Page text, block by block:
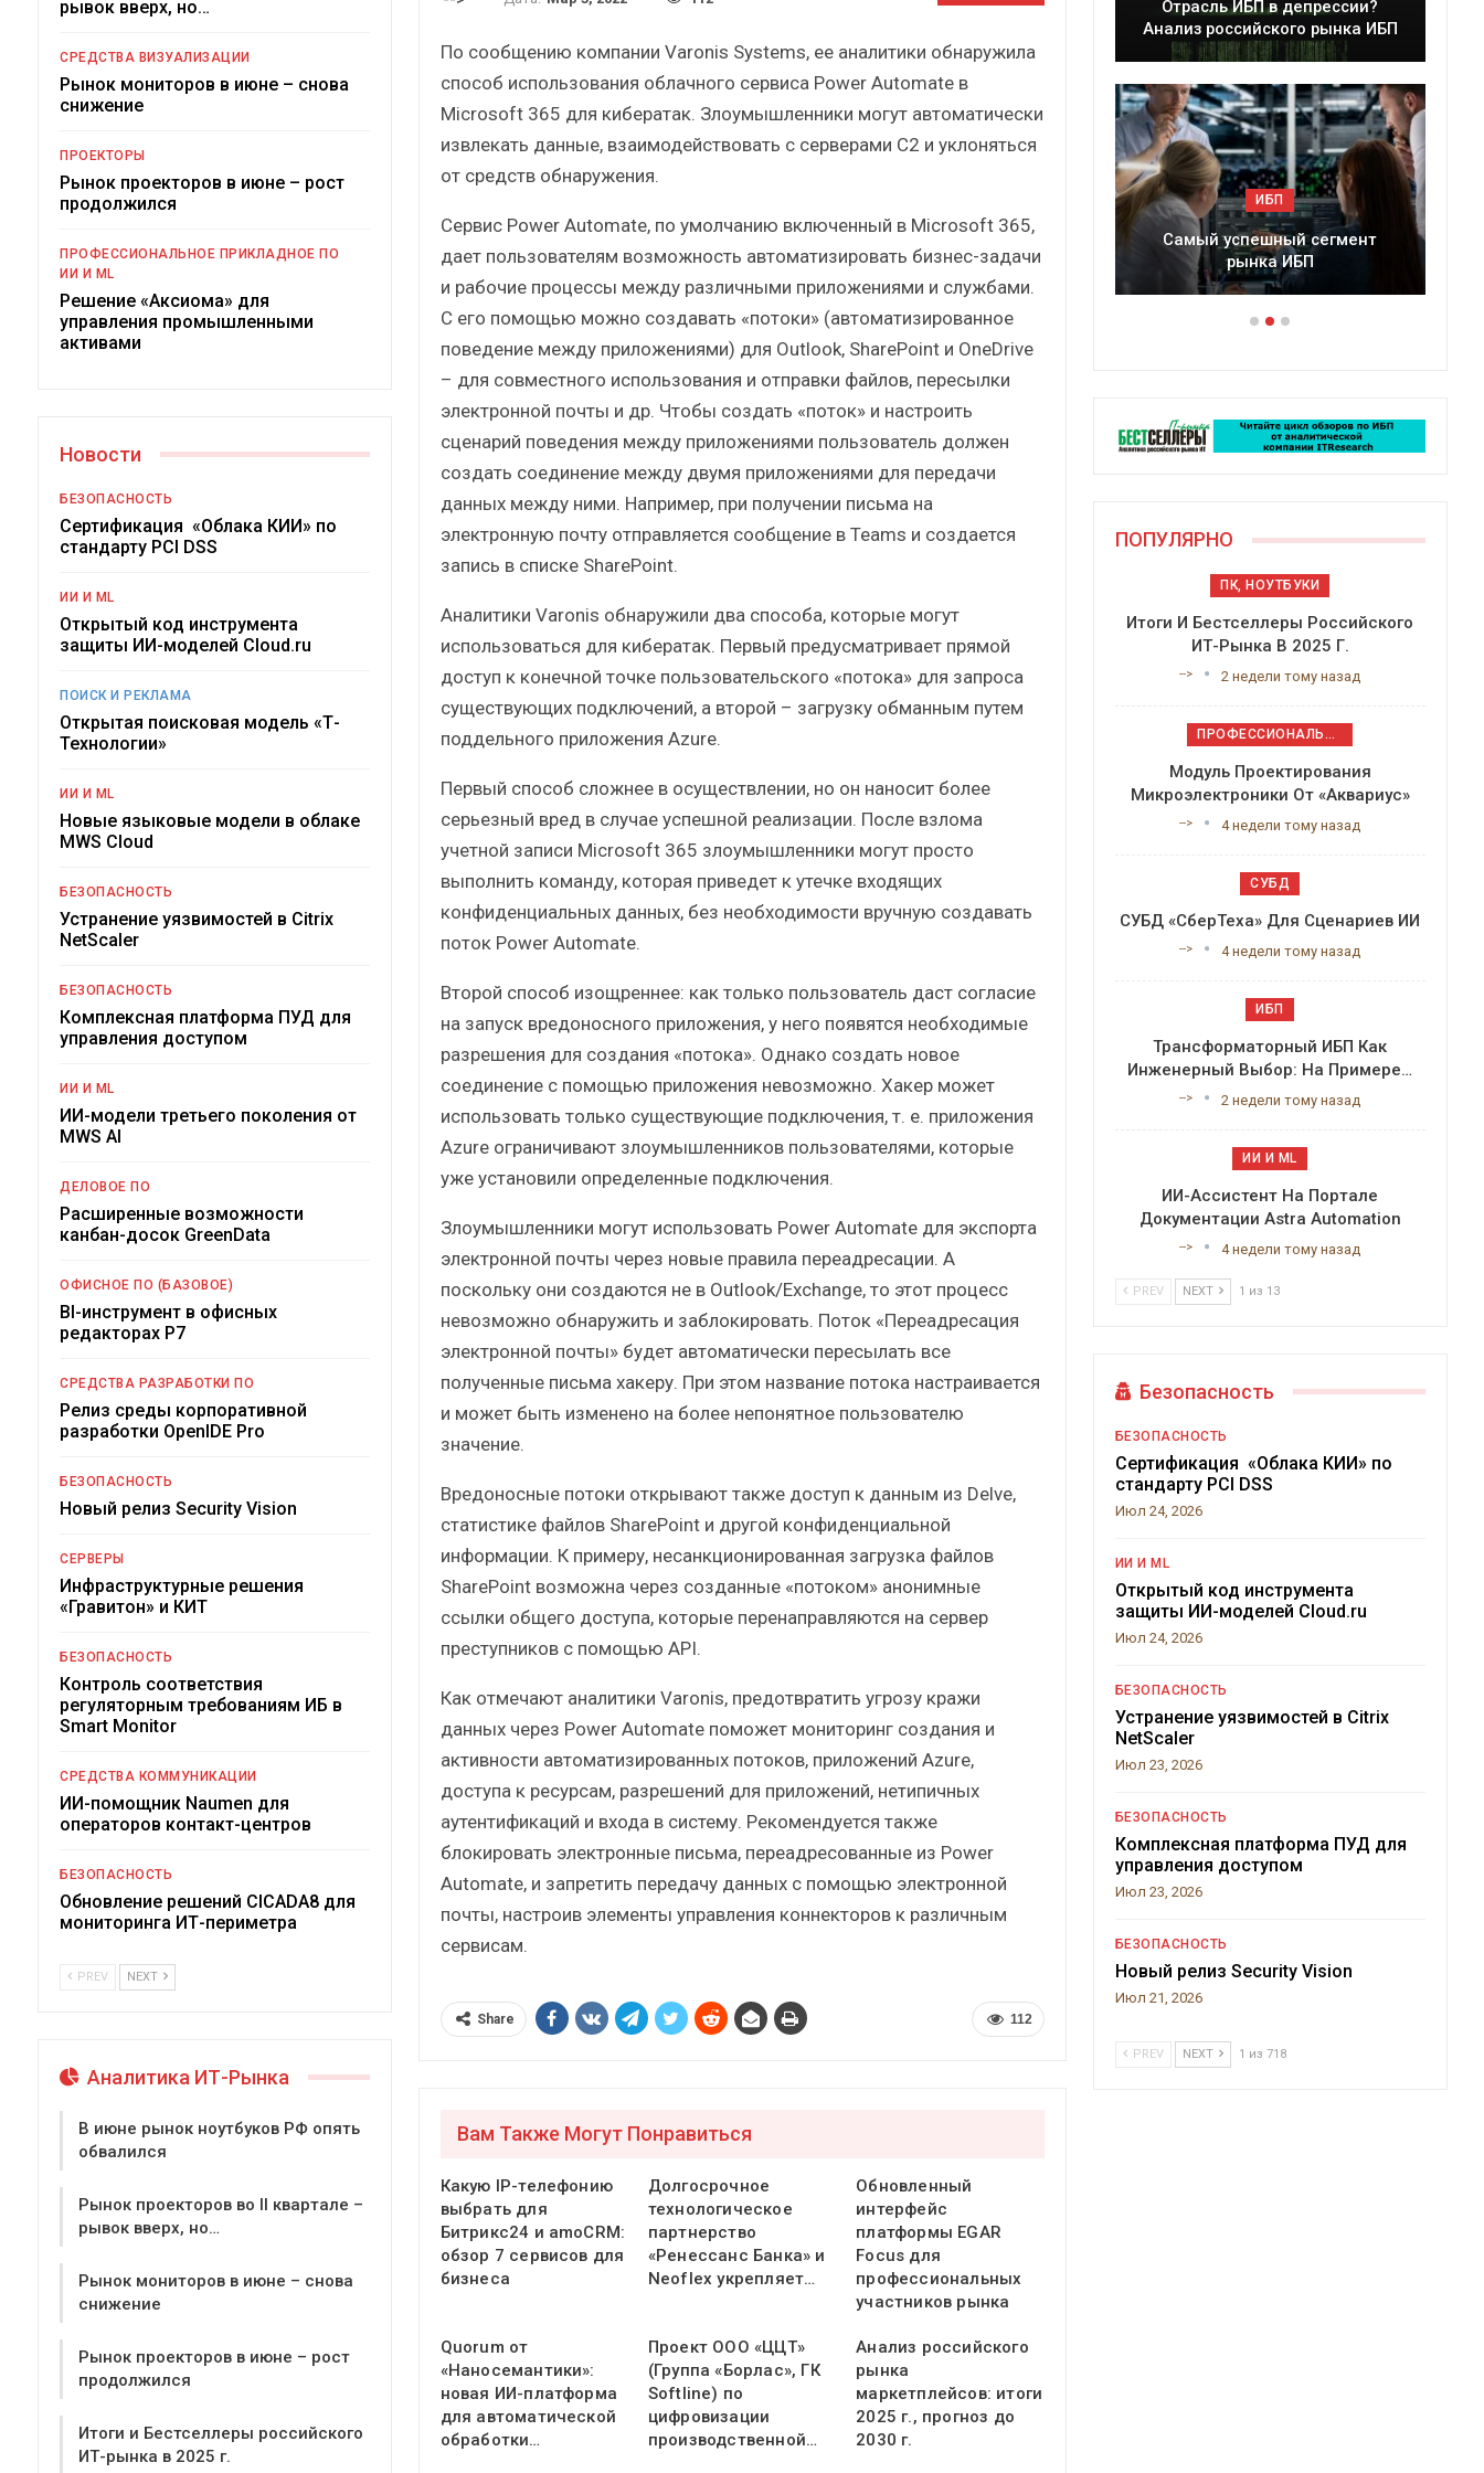
По сообщению компании Varonis Systems, ее аналитики обнаружила
способ использования облачного сервиса Power Automate в
Microsoft 365 для кибератак. Злоумышленники могут автоматически
извлекать данные, взаимодействовать с серверами C2 и уклоняться
от средств обнаружения.
Сервис Power Automate, по умолчанию включенный в Microsoft 365,
дает пользователям возможность автоматизировать бизнес-задачи
и рабочие процессы между различными приложениями и службами.
С его помощью можно создавать «потоки» (автоматизированное
поведение между приложениями) для Outlook, SharePoint и OneDrive
– для совместного использования и отправки файлов, пересылки
электронной почты и др. Чтобы создать «поток» и настроить
сценарий поведения между приложениями пользователь должен
создать соединение между двумя приложениями для передачи
данных между ними. Например, при получении письма на
электронную почту отправляется сообщение в Teams и создается
запись в списке SharePoint.
Аналитики Varonis обнаружили два способа, которые могут
использоваться для кибератак. Первый предусматривает прямой
доступ к конечной точке пользовательского «потока» для запроса
существующих подключений, а второй – загрузку обманным путем
поддельного приложения Azure.
Первый способ сложнее в осуществлении, но он наносит более
серьезный вред в случае успешной реализации. После взлома
учетной записи Microsoft 365 злоумышленники могут просто
выполнить команду, которая приведет к утечке входящих
конфиденциальных данных, без необходимости вручную создавать
поток Power Automate.
Второй способ изощреннее: как только пользователь даст согласие
на запуск вредоносного приложения, у него появятся необходимые
разрешения для создания «потока». Однако создать новое
соединение с помощью приложения невозможно. Хакер может
использовать только существующие подключения, т. е. приложения
Azure ограничивают злоумышленников пользователями, которые
уже установили определенные подключения.
Злоумышленники могут использовать Power Automate для экспорта
электронной почты через новые правила переадресации. А
поскольку они создаются не в Outlook/Exchange, то этот процесс
невозможно обнаружить и заблокировать. Поток «Переадресация
электронной почты» будет автоматически пересылать все
полученные письма хакеру. При этом название потока настраивается
и может быть изменено на более непонятное пользователю
значение.
Вредоносные потоки открывают также доступ к данным из Delve,
статистике файлов SharePoint и другой конфиденциальной
информации. К примеру, несанкционированная загрузка файлов
SharePoint возможна через созданные «потоком» анонимные
ссылки общего доступа, которые перенаправляются на сервер
преступников с помощью API.
Как отмечают аналитики Varonis, предотвратить угрозу кражи
данных через Power Automate поможет мониторинг создания и
активности автоматизированных потоков, приложений Azure,
доступа к ресурсам, разрешений для приложений, нетипичных
аутентификаций и входа в систему. Рекомендуется также
блокировать электронные письма, переадресованные из Power
Automate, и запретить передачу данных с помощью электронной
почты, настроив элементы управления коннекторов к различным
сервисам.
112
Share
Вам Также Могут Понравиться
Какую IP-телефонию
выбрать для
Битрикс24 и amoCRM:
обзор 7 сервисов для
бизнеса
Долгосрочное
технологическое
партнерство
«Ренессанс Банка» и
Neoflex укрепляет…
Обновленный
интерфейс
платформы EGAR
Focus для
профессиональных
участников рынка
Quorum от
«Наносемантики»:
новая ИИ-платформа
для автоматической
обработки…
Проект ООО «ЦЦТ»
(Группа «Борлас», ГК
Softline) по
цифровизации
производственной…
Анализ российского
рынка
маркетплейсов: итоги
2025 г., прогноз до
2030 г.
рывок вверх, но…
СРЕДСТВА ВИЗУАЛИЗАЦИИ
Рынок мониторов в июне – снова
снижение
ПРОЕКТОРЫ
Рынок проекторов в июне – рост
продолжился
ПРОФЕССИОНАЛЬНОЕ ПРИКЛАДНОЕ ПО
ИИ И ML
Решение «Аксиома» для
управления промышленными
активами
Новости
БЕЗОПАСНОСТЬ
Сертификация «Облака КИИ» по
стандарту PCI DSS
ИИ И ML
Открытый код инструмента
защиты ИИ-моделей Cloud.ru
ПОИСК И РЕКЛАМА
Открытая поисковая модель «Т-
Технологии»
ИИ И ML
Новые языковые модели в облаке
MWS Cloud
БЕЗОПАСНОСТЬ
Устранение уязвимостей в Citrix
NetScaler
БЕЗОПАСНОСТЬ
Комплексная платформа ПУД для
управления доступом
ИИ И ML
ИИ-модели третьего поколения от
MWS AI
ДЕЛОВОЕ ПО
Расширенные возможности
канбан-досок GreenData
ОФИСНОЕ ПО (БАЗОВОЕ)
BI-инструмент в офисных
редакторах Р7
СРЕДСТВА РАЗРАБОТКИ ПО
Релиз среды корпоративной
разработки OpenIDE Pro
БЕЗОПАСНОСТЬ
Новый релиз Security Vision
СЕРВЕРЫ
Инфраструктурные решения
«Гравитон» и КИТ
БЕЗОПАСНОСТЬ
Контроль соответствия
регуляторным требованиям ИБ в
Smart Monitor
СРЕДСТВА КОММУНИКАЦИИ
ИИ-помощник Naumen для
операторов контакт-центров
БЕЗОПАСНОСТЬ
Обновление решений CICADA8 для
мониторинга ИТ-периметра
PREV NEXT
Аналитика ИТ-Рынка
В июне рынок ноутбуков РФ опять
обвалился
Рынок проекторов во II квартале –
рывок вверх, но…
Рынок мониторов в июне – снова
снижение
Рынок проекторов в июне – рост
продолжился
Итоги и Бестселлеры российского
ИТ-рынка в 2025 г.
Краткий статистический
Подкосят ли глобальные угрозы
российский рынок ИБП?
Итоги и Бестселлеры
Отрасль ИБП в депрессии?
Часть II.
Отрасль ИБП в депрессии?
Анализ российского рынка ИБП
ИБП
Самый успешный сегмент
рынка ИБП
ПОПУЛЯРНО
ПК, НОУТБУКИ
Итоги И Бестселлеры Российского
ИТ-Рынка В 2025 Г.
--> 2 недели тому назад
ПРОФЕССИОНАЛЬНОЕ ПРИКЛАДНОЕ ПО
Модуль Проектирования
Микроэлектроники От «Аквариус»
--> 4 недели тому назад
СУБД
СУБД «СберТеха» Для Сценариев ИИ
--> 4 недели тому назад
ИБП
Трансформаторный ИБП Как
Инженерный Выбор: На Примере…
--> 2 недели тому назад
ИИ И ML
ИИ-Ассистент На Портале
Документации Astra Automation
--> 4 недели тому назад
PREV NEXT 1 из 13
Безопасность
БЕЗОПАСНОСТЬ
Сертификация «Облака КИИ» по
стандарту PCI DSS
Июл 24, 2026
ИИ И ML
Открытый код инструмента
защиты ИИ-моделей Cloud.ru
Июл 24, 2026
БЕЗОПАСНОСТЬ
Устранение уязвимостей в Citrix
NetScaler
Июл 23, 2026
БЕЗОПАСНОСТЬ
Комплексная платформа ПУД для
управления доступом
Июл 23, 2026
БЕЗОПАСНОСТЬ
Новый релиз Security Vision
Июл 21, 2026
PREV NEXT 1 из 718